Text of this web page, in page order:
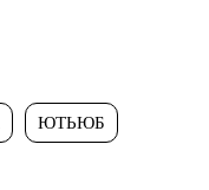
ЮТЬЮБ